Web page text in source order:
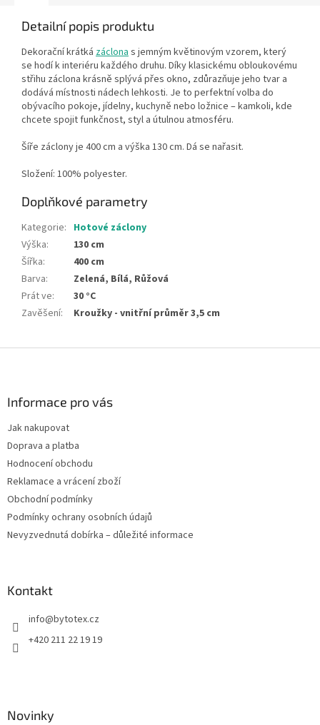
Detailní popis produktu
Dekorační krátká záclonas jemným květinovým vzorem, který
se hodí k interiéru každého druhu. Díky klasickému obloukovému
střihu záclona krásně splývá přes okno, zdůrazňuje jeho tvar a
dodává místnosti nádech lehkosti. Je to perfektní volba do
obývacího pokoje, jídelny, kuchyně nebo ložnice – kamkoli, kde
chcete spojit funkčnost, styl a útulnou atmosféru.
Šíře záclony je 400 cm a výška 130 cm. Dá se nařasit.
Složení: 100% polyester.
Doplňkové parametry
Kategorie: Hotové záclony
Výška:
130 cm
Šířka:
400 cm
Barva:
Zelená, Bílá, Růžová
Prát ve:
30 °C
Zavěšení: Kroužky - vnitřní průměr 3,5 cm
Informace pro vás
Jak nakupovat
Doprava a platba
Hodnocení obchodu
Reklamace a vrácení zboží
Obchodní podmínky
Podmínky ochrany osobních údajů
Nevyzvednutá dobírka – důležité informace
Kontakt
info@bytotex.cz
+420 211 22 19 19
Novinky